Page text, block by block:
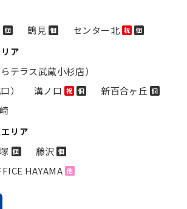
個 鶴見 個 センター北 祝 個
ア
テラス武蔵小杉店）
）
溝ノ口 祝 個 新百合ヶ丘 個
リア
個 藤沢 個
HAYAMA 他